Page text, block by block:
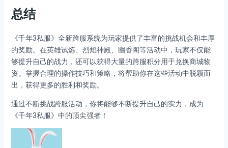
总结
《千年3私服》全新跨服系统为玩家提供了丰富的挑战机会和丰厚
的奖励。在英雄试炼、烈焰神殿、幽香阁等活动中，玩家不仅能
够提升自己的战力，还可以获得大量的跨服积分用于兑换商城物
资。掌握合理的操作技巧和策略，将帮助你在这些活动中脱颖而
出，获得更多的胜利和奖励。
通过不断挑战跨服活动，你将能够不断提升自己的实力，成为
《千年3私服》中的顶尖强者！